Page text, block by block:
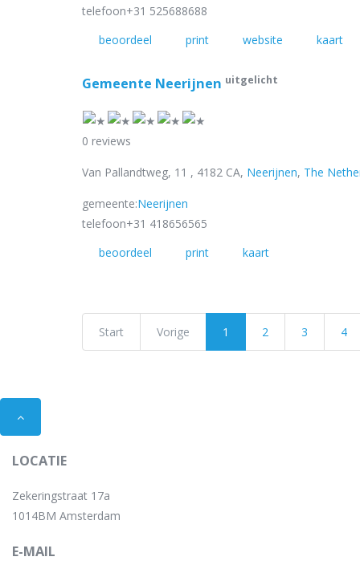
telefoon+31 525688688
beoordeel
print website kaart
Gemeente Neerijnen uitgelicht
0 reviews
Van Pallandtweg, 11 , 4182 CA, Neerijnen, The
gemeente:Neerijnen
telefoon+31 418656565
beoordeel
print kaart
Start
Vorige 1 2 3 4
LOCATIE
Zekeringstraat 17a
1014BM Amsterdam
E-MAIL